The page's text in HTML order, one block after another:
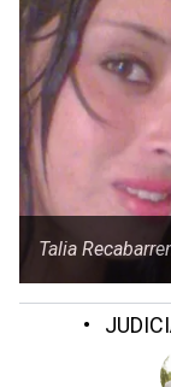
Talia
•